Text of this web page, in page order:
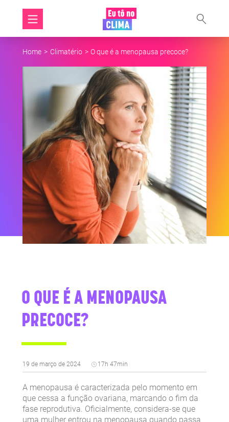
Home > Climatério > O que é a menopausa precoce?
O QUE É A MENOPAUSA
PRECOCE?
19 de março de 2024 17h 47min
A menopausa é caracterizada pelo momento em
que cessa a função ovariana, marcando o fim da
fase reprodutiva. Oficialmente, considera-se que
uma mulher entrou na menopausa quando passa